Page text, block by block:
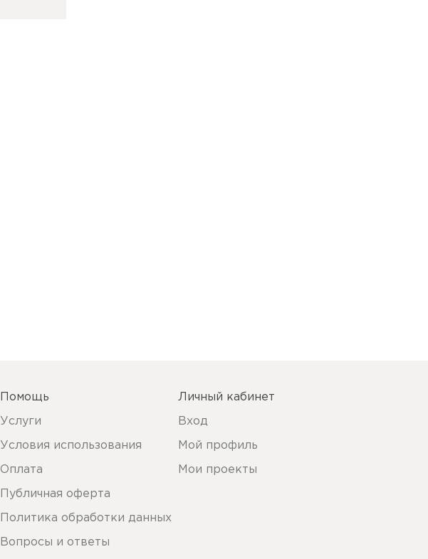
Помощь
Услуги
Условия использования
Оплата
Публичная оферта
Политика обработки данных
Вопросы и ответы
Личный кабинет
Вход
Мой профиль
Мои проекты